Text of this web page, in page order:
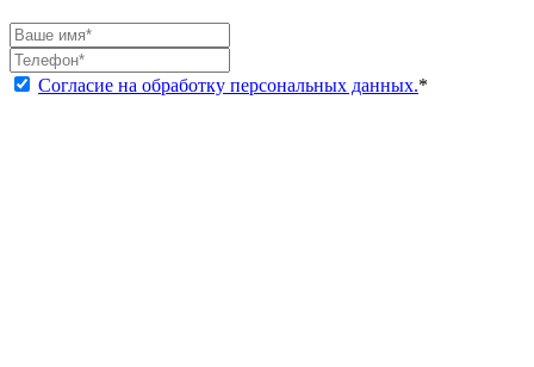
Согласие на обработку персональных данных.*